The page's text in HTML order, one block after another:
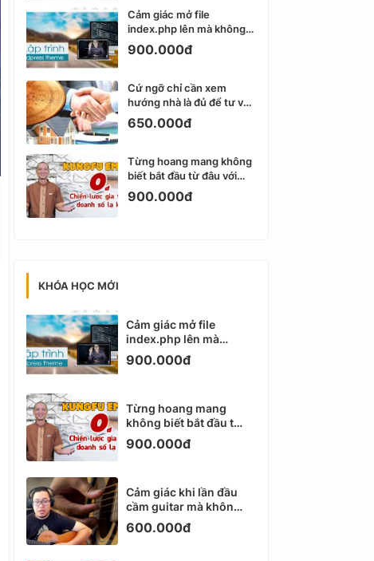
Cảm giác mở file
index.php lên mà không
biết viết gì tiếp theo
900.000đ
Cứ ngỡ chỉ cần xem
hướng nhà là đủ để tư vấn
phong thủy bất động sản
650.000đ
Từng hoang mang không
biết bắt đầu từ đâu với
Email Marketing
900.000đ
KHÓA HỌC MỚI
Cảm giác mở file
index.php lên mà
không biết viết gì tiếp
theo
900.000đ
Từng hoang mang
không biết bắt đầu từ
đâu với Email
Marketing
900.000đ
Cảm giác khi lần đầu
cầm guitar mà không
biết bắt đầu từ đâu
600.000đ